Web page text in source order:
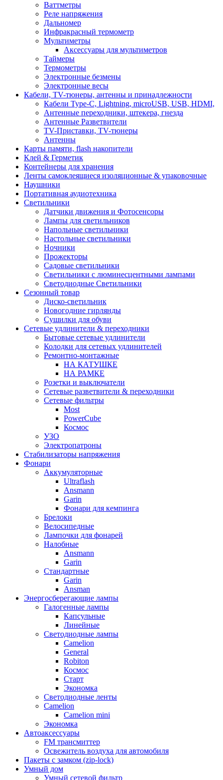
Ваттметры
Реле напряжения
Дальномер
Инфракрасный термометр
Мультиметры
Аксессуары для мультиметров
Таймеры
Термометры
Электронные безмены
Электронные весы
Кабели, TV-тюнеры, антенны и принадлежности
Кабели Type-C, Lightning, microUSB, USB, HDMI,
Антенные переходники, штекера, гнезда
Антенные Разветвители
TV-Приставки, TV-тюнеры
Антенны
Карты памяти, flash накопители
Клей & Герметик
Контейнеры для хранения
Ленты самоклеящиеся изоляционные & упаковочные
Наушники
Портативная аудиотехника
Светильники
Датчики движения и Фотосенсоры
Лампы для светильников
Напольные светильники
Настольные светильники
Ночники
Прожекторы
Садовые светильники
Светильники с люминесцентными лампами
Светодиодные Светильники
Сезонный товар
Диско-светильник
Новогодние гирлянды
Сушилки для обуви
Сетевые удлинители & переходники
Бытовые сетевые удлинители
Колодки для сетевых удлинителей
Ремонтно-монтажные
НА КАТУШКЕ
НА РАМКЕ
Розетки и выключатели
Сетевые разветвители & переходники
Сетевые фильтры
Most
PowerCube
Космос
УЗО
Электропатроны
Стабилизаторы напряжения
Фонари
Аккумуляторные
Ultraflash
Ansmann
Garin
Фонари для кемпинга
Брелоки
Велосипедные
Лампочки для фонарей
Налобные
Ansmann
Garin
Стандартные
Garin
Ansman
Энергосберегающие лампы
Галогенные лампы
Капсульные
Линейные
Светодиодные лампы
Camelion
General
Robiton
Космос
Старт
Экономка
Светодиодные ленты
Camelion
Camelion mini
Экономка
Автоаксессуары
FM трансмиттер
Освежитель воздуха для автомобиля
Пакеты с замком (zip-lock)
Умный дом
Умный сетевой фильтр